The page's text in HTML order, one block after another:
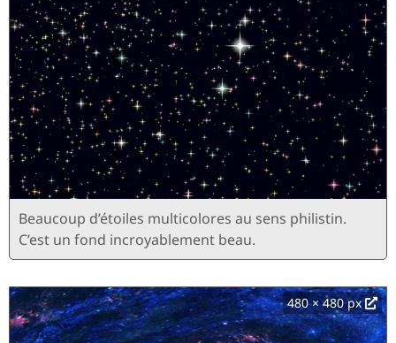
Beaucoup d’étoiles multicolores au sens philistin.
C’est un fond incroyablement beau.
480 × 480 px